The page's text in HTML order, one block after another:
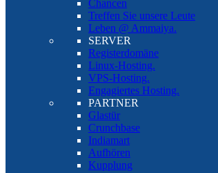
Chancen
Treffen Sie unsere Leute
Leben @ Ammaiya.
SERVER
Registerdomäne
Linux-Hosting.
VPS-Hosting.
Engagiertes Hosting.
PARTNER
Glastür
Crunchbase
Indiamart
Aufhören
Kupplung